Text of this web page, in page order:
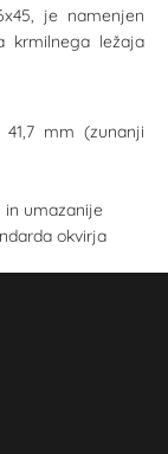
je namenjen
krmilnega ležaja
mm (zunanji
in umazanije
okvirja